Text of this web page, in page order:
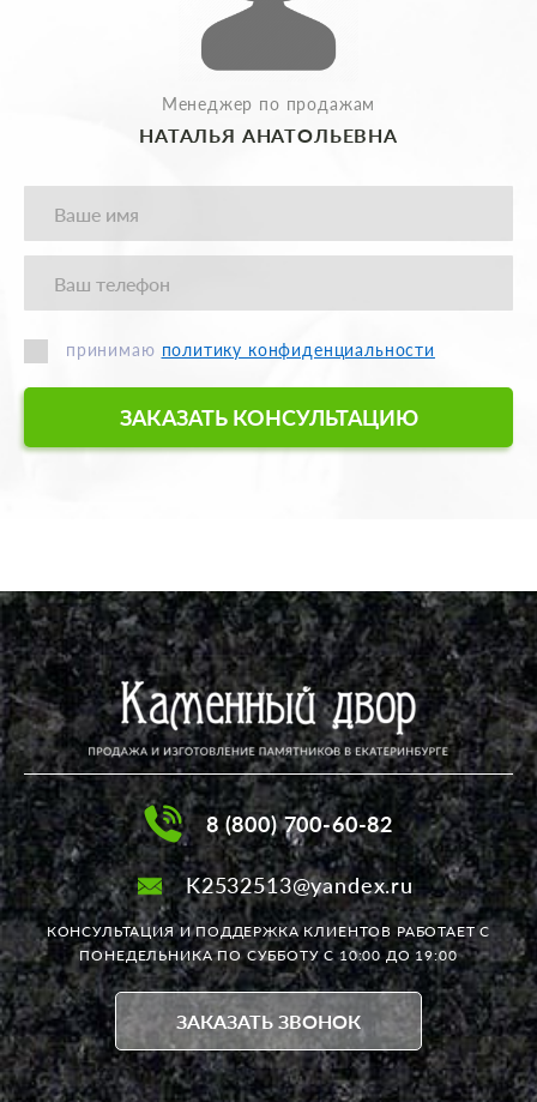
Менеджер по продажам
НАТАЛЬЯ АНАТОЛЬЕВНА
принимаю политику конфиденциальности
ЗАКАЗАТЬ КОНСУЛЬТАЦИЮ
8 (800) 700-60-82
K2532513@yandex.ru
КОНСУЛЬТАЦИЯ И ПОДДЕРЖКА КЛИЕНТОВ РАБОТАЕТС
ПОНЕДЕЛЬНИКА ПО СУББОТУ С 10:00 ДО 19:00
ЗАКАЗАТЬ ЗВОНОК